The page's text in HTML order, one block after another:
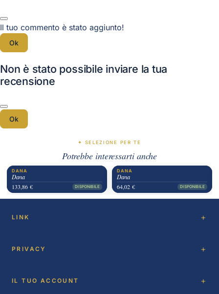
Il tuo commento è stato aggiunto!
Ok
Non è stato possibile inviare la tua
recensione
Ok
✦ SELEZIONE PER TE
Potrebbe interessarti anche
DANA
Dana
133,86 €
DISPONIBILE
DANA
Dana
64,02 €
DISPONIBILE
LINK
PRIVACY
IL TUO ACCOUNT